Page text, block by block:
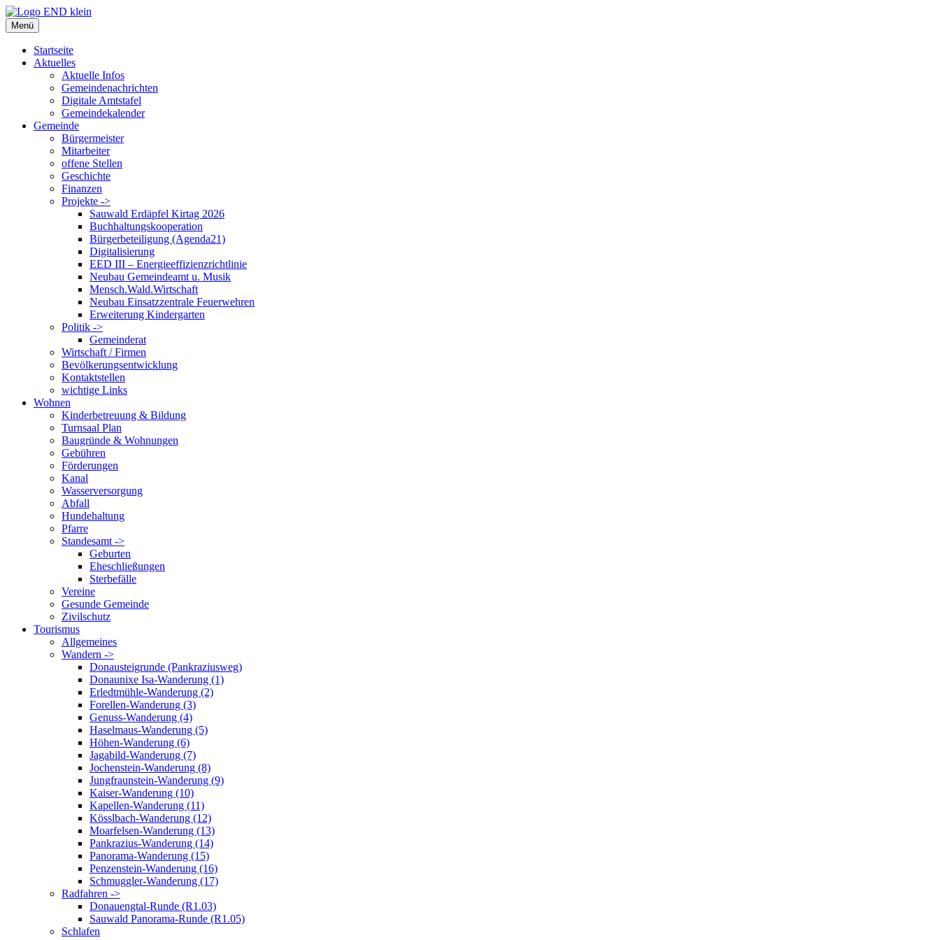
Zum
Inhalt
springen
Menü
Startseite
Aktuelles
Aktuelle Infos
Gemeindenachrichten
Digitale Amtstafel
Gemeindekalender
Gemeinde
Bürgermeister
Mitarbeiter
offene Stellen
Geschichte
Finanzen
Projekte ->
Sauwald Erdäpfel Kirtag 2026
Buchhaltungskooperation
Bürgerbeteiligung (Agenda21)
Digitalisierung
EED III – Energieeffizienzrichtlinie
Neubau Gemeindeamt u. Musik
Mensch.Wald.Wirtschaft
Neubau Einsatzzentrale Feuerwehren
Erweiterung Kindergarten
Politik ->
Gemeinderat
Wirtschaft / Firmen
Bevölkerungsentwicklung
Kontaktstellen
wichtige Links
Wohnen
Kinderbetreuung & Bildung
Turnsaal Plan
Baugründe & Wohnungen
Gebühren
Förderungen
Kanal
Wasserversorgung
Abfall
Hundehaltung
Pfarre
Standesamt ->
Geburten
Eheschließungen
Sterbefälle
Vereine
Gesunde Gemeinde
Zivilschutz
Tourismus
Allgemeines
Wandern ->
Donausteigrunde (Pankraziusweg)
Donaunixe Isa-Wanderung (1)
Erledtmühle-Wanderung (2)
Forellen-Wanderung (3)
Genuss-Wanderung (4)
Haselmaus-Wanderung (5)
Höhen-Wanderung (6)
Jagabild-Wanderung (7)
Jochenstein-Wanderung (8)
Jungfraunstein-Wanderung (9)
Kaiser-Wanderung (10)
Kapellen-Wanderung (11)
Kösslbach-Wanderung (12)
Moarfelsen-Wanderung (13)
Pankrazius-Wanderung (14)
Panorama-Wanderung (15)
Penzenstein-Wanderung (16)
Schmuggler-Wanderung (17)
Radfahren ->
Donauengtal-Runde (R1.03)
Sauwald Panorama-Runde (R1.05)
Schlafen